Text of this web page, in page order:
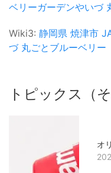
ベリーガーデンやいづ
Wiki3: 静岡県 焼津市
づ 丸ごとブルーベリー
トピックス（そ
オ